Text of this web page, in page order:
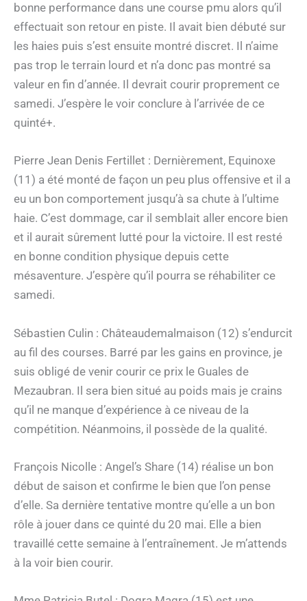
bonne performance dans une course pmu alors qu’il
effectuait son retour en piste. Il avait bien débuté sur
les haies puis s’est ensuite montré discret. Il n’aime
pas trop le terrain lourd et n’a donc pas montré sa
valeur en fin d’année. Il devrait courir proprement ce
samedi. J’espère le voir conclure à l’arrivée de ce
quinté+.
Pierre Jean Denis Fertillet : Dernièrement, Equinoxe
(11) a été monté de façon un peu plus offensive et il a
eu un bon comportement jusqu’à sa chute à l’ultime
haie. C’est dommage, car il semblait aller encore bien
et il aurait sûrement lutté pour la victoire. Il est resté
en bonne condition physique depuis cette
mésaventure. J’espère qu’il pourra se réhabiliter ce
samedi.
Sébastien Culin : Châteaudemalmaison (12) s’endurcit
au fil des courses. Barré par les gains en province, je
suis obligé de venir courir ce prix le Guales de
Mezaubran. Il sera bien situé au poids mais je crains
qu’il ne manque d’expérience à ce niveau de la
compétition. Néanmoins, il possède de la qualité.
François Nicolle : Angel’s Share (14) réalise un bon
début de saison et confirme le bien que l’on pense
d’elle. Sa dernière tentative montre qu’elle a un bon
rôle à jouer dans ce quinté du 20 mai. Elle a bien
travaillé cette semaine à l’entraînement. Je m’attends
à la voir bien courir.